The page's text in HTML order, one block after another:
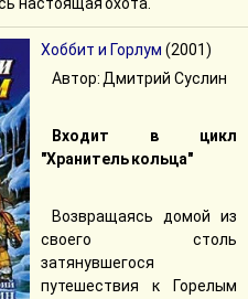
настоящая охота.
Хоббит и Горлум (2001)
Автор: Дмитрий Суслин
Входит в цикл
"Хранитель кольца"
Возвращаясь домой из
своего столь
затянувшегося
путешествия к Горелым